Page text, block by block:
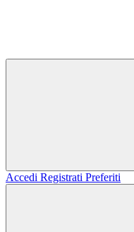
Accedi Registrati Preferiti